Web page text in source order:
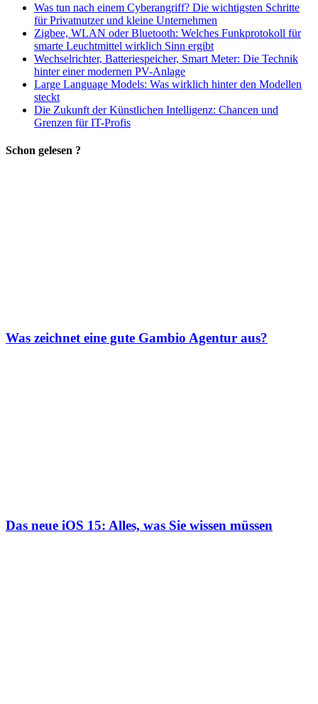
Was tun nach einem Cyberangriff? Die wichtigsten Schritte
für Privatnutzer und kleine Unternehmen
Zigbee, WLAN oder Bluetooth: Welches Funkprotokoll für
smarte Leuchtmittel wirklich Sinn ergibt
Wechselrichter, Batteriespeicher, Smart Meter: Die Technik
hinter einer modernen PV-Anlage
Large Language Models: Was wirklich hinter den Modellen
steckt
Die Zukunft der Künstlichen Intelligenz: Chancen und
Grenzen für IT-Profis
Schon gelesen ?
Was zeichnet eine gute Gambio Agentur aus?
Das neue iOS 15: Alles, was Sie wissen müssen